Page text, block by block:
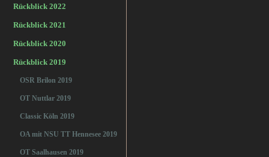
Rückblick 2022
Rückblick 2021
Rückblick 2020
Rückblick 2019
OSR Brilon 2019
OT Nuttlar 2019
Classic Köln 2019
OA mit NSU TT Hennesee 2019
OT Saalhausen 2019